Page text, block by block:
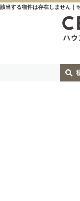
該当する物件は存在しません｜